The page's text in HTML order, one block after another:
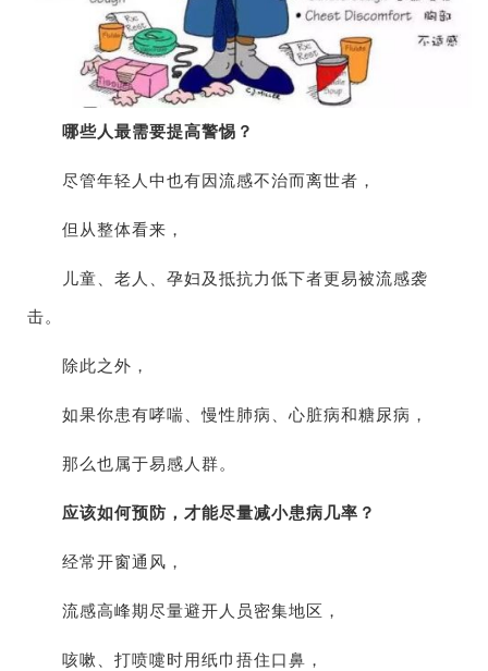
哪些人最需要提高警惕？
尽管年轻人中也有因流感不治而离世者，
但从整体看来，
儿童、老人、孕妇及抵抗力低下者更易被流感袭
击。
除此之外，
如果你患有哮喘、慢性肺病、心脏病和糖尿病，
那么也属于易感人群。
应该如何预防，才能尽量减小患病几率？
经常开窗通风，
流感高峰期尽量避开人员密集地区，
咳嗽、打喷嚏时用纸巾捂住口鼻，